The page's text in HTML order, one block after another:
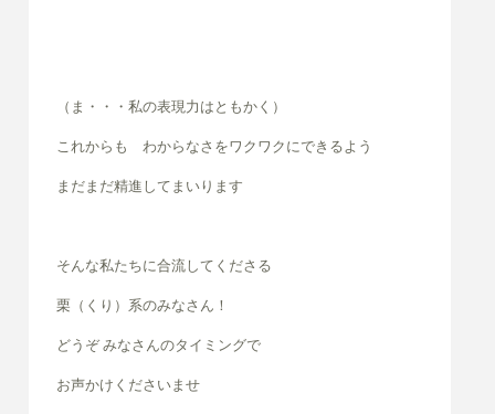
（ま・・・私の表現力はともかく）
これからも わからなさをワクワクにできるよう
まだまだ精進してまいります
そんな私たちに合流してくださる
栗（くり）系のみなさん！
どうぞ みなさんのタイミングで
お声かけくださいませ